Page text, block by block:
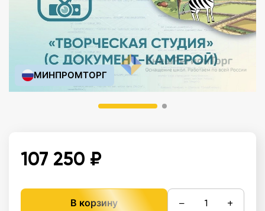
МИНПРОМТОРГ
107 250 ₽
В корзину − +